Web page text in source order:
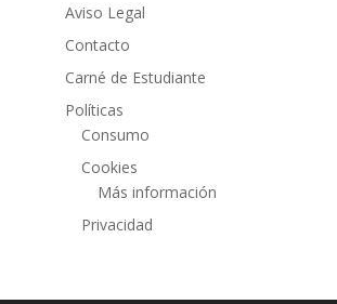
Aviso Legal
Contacto
Carné de Estudiante
Políticas
Consumo
Cookies
Más información
Privacidad